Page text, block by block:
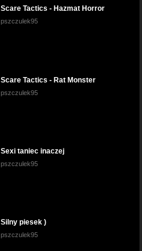
Scare Tactics - Hazmat Horror
pszczulek95
Scare Tactics - Rat Monster
pszczulek95
Sexi taniec inaczej
pszczulek95
Silny piesek )
pszczulek95